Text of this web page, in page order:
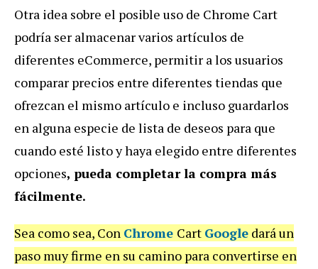
Otra idea sobre el posible uso de Chrome Cart
podría ser almacenar varios artículos de
diferentes eCommerce, permitir a los usuarios
comparar precios entre diferentes tiendas que
ofrezcan el mismo artículo e incluso guardarlos
en alguna especie de lista de deseos para que
cuando esté listo y haya elegido entre diferentes
opciones, pueda completar la compra más
fácilmente.
Sea como sea, Con Chrome Cart Google dará un
paso muy firme en su camino para convertirse en